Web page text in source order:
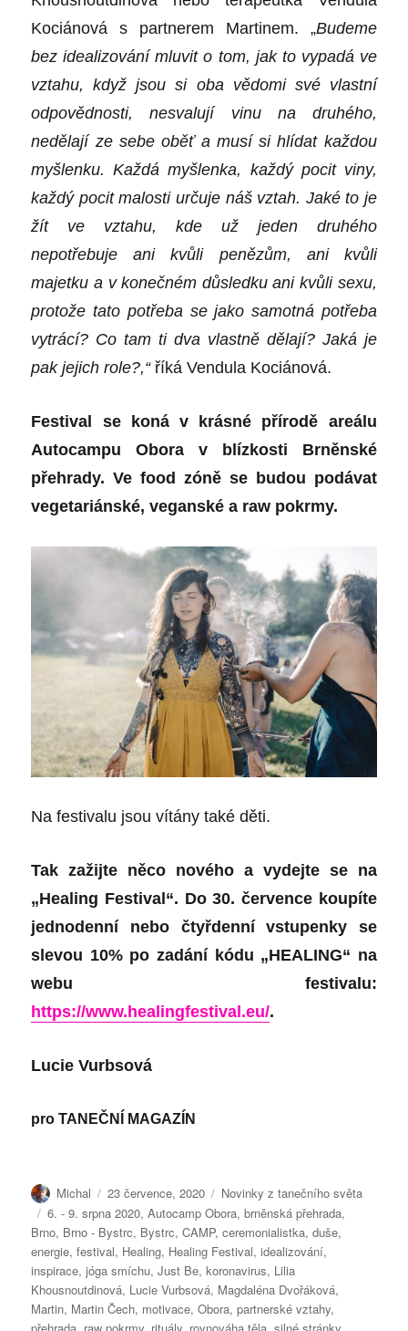
Kociánovás partnerem Martinem. „Budeme
bez idealizování mluvit o tom, jak to vypadá ve
vztahu, když jsou si oba vědomi své vlastní
odpovědnosti, nesvalují vinu na druhého,
nedělají ze sebe oběť a musí si hlídat každou
myšlenku. Každá myšlenka, každý pocit viny,
každý pocit malosti určuje náš vztah. Jaké to je
žít ve vztahu, kde už jeden druhého
nepotřebuje ani kvůli penězům, ani kvůli
majetku a v konečném důsledku ani kvůli sexu,
protože tato potřeba se jako samotná potřeba
vytrácí? Co tam ti dva vlastně dělají? Jaká je
pak jejich role?,“ říká Vendula Kociánová.
Festival se koná v krásné přírodě areálu
Autocampu Obora v blízkosti Brněnské
přehrady. Ve food zóně se budou podávat
vegetariánské, veganské a raw pokrmy.
Na festivalu jsou vítány také děti.
Tak zažijte něco nového a vydejte se na
„Healing Festival“. Do 30. července koupíte
jednodenní nebo čtyřdenní vstupenky se
slevou 10% po zadání kódu „HEALING“ na
webu festivalu:
https://www.healingfestival.eu/.
Lucie Vurbsová
proTANEČNÍ MAGAZÍN
Autor:
Michal Publikováno:
23 července, 2020 Rubriky:
Novinky z tanečního světa
Štítky:
6. - 9. srpna 2020,Autocamp Obora,brněnská přehrada,
Brno, Brno - Bystrc, Bystrc,CAMP,ceremonialistka,duše,
energie,festival, Healing, Healing Festival,idealizování,
inspirace,jóga smíchu,Just Be,koronavirus, Lilia
Khousnoutdinová, Lucie Vurbsová, Magdaléna Dvořáková,
Martin, Martin Čech, motivace,Obora,partnerské vztahy,